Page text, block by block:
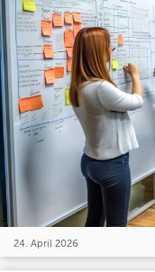
24. April 2026